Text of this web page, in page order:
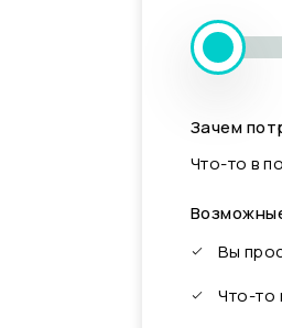
Зачем
Что-то в
Вы
Что-то